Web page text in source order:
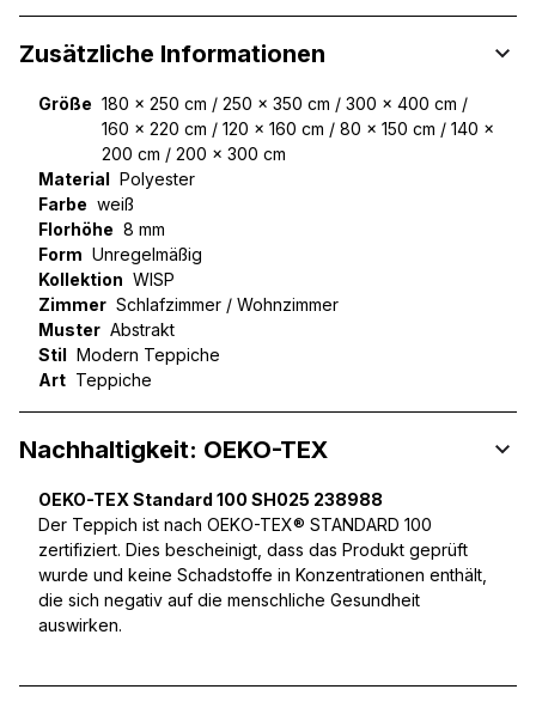
Zusätzliche Informationen
Größe 180 x 250 cm / 250 x 350 cm / 300 x 400 cm /
160 x 220 cm / 120 x 160 cm / 80 x 150 cm / 140 x
200 cm / 200 x 300 cm
Material Polyester
Farbe weiß
Florhöhe 8 mm
Form Unregelmäßig
Kollektion WISP
Zimmer Schlafzimmer / Wohnzimmer
Muster Abstrakt
Stil Modern Teppiche
Art Teppiche
Nachhaltigkeit: OEKO-TEX
OEKO-TEX Standard 100 SH025 238988
Der Teppich ist nach OEKO-TEX® STANDARD 100
zertifiziert. Dies bescheinigt, dass das Produkt geprüft
wurde und keine Schadstoffe in Konzentrationen enthält,
die sich negativ auf die menschliche Gesundheit
auswirken.